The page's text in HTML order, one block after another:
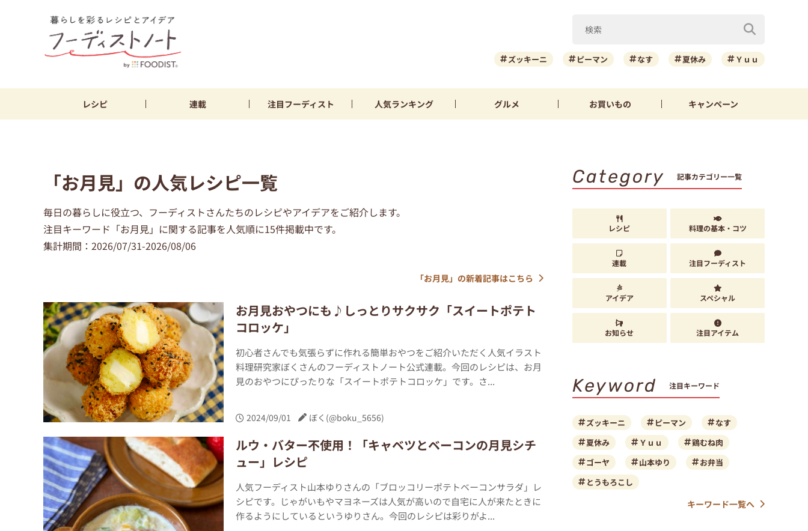
ズッキーニ ピーマン なす 夏休み Ｙｕｕ
レシピ 連載 注目フーディスト 人気ランキング グルメ お買いもの キャンペーン
「お月見」の人気レシピ一覧
毎日の暮らしに役立つ、フーディストさんたちのレシピやアイデアをご紹介します。
注目キーワード「お月見」に関する記事を人気順に15件掲載中です。
集計期間：2026/07/31-2026/08/06
「お月見」の新着記事はこちら
お月見おやつにも♪しっとりサクサク「スイートポテト
コロッケ」
初心者さんでも気張らずに作れる簡単おやつをご紹介いただく人気イラスト
料理研究家ぼくさんのフーディストノート公式連載。今回のレシピは、お月
見のおやつにぴったりな「スイートポテトコロッケ」です。さ...
2024/09/01 ぼく(@boku_5656)
ルウ・バター不使用！「キャベツとベーコンの月見シチ
ュー」レシピ
人気フーディスト山本ゆりさんの「ブロッコリーポテトベーコンサラダ」レ
シピです。じゃがいもやマヨネーズは人気が高いので自宅に人が来たときに
作るようにしているというゆりさん。今回のレシピは彩りがよ...
Category 記事カテゴリー一覧
レシピ 料理の基本・コツ
連載 注目フーディスト
アイデア スペシャル
お知らせ 注目アイテム
Keyword 注目キーワード
ズッキーニ ピーマン
なす
夏休み
Ｙｕｕ
鶏むね肉
ゴーヤ
山本ゆり
お弁当
とうもろこし
キーワード一覧へ